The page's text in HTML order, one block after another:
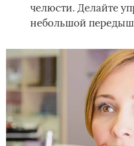
челюсти. Делайте
небольшой